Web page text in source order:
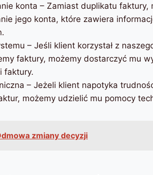
konta – Zamiast duplikatu
jego konta, które zawiera
– Jeśli klient korzystał z
faktury, możemy dostarczyć mu
faktury.
– Jeżeli klient napotyka
możemy udzielić mu pomocy
zmiany decyzji